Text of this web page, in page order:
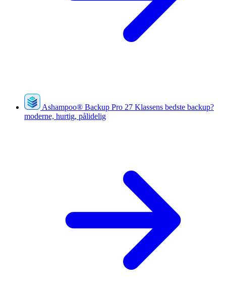
Ashampoo® Backup Pro 27 Klassens bedste backup?
moderne, hurtig, pålidelig